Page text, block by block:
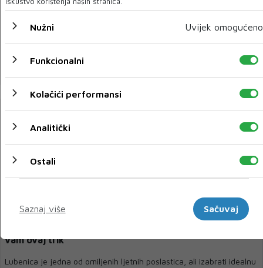
Ovaj dodatak prehrani jako smanjuje agresiju, kaže
21 SRP 2025
vam ovaj trik
Lubenica je jedna od omiljenih ljetnih poslastica, ali izabrati idealnu
Nužni Uvijek omogućeno
Funkcionalni
Kolačići performansi
Analitički
Ostali
Saznaj više
Sačuvaj